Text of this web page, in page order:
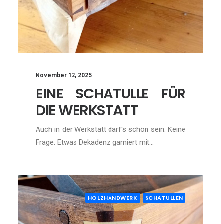
November 12, 2025
EINE SCHATULLE FÜR
DIE WERKSTATT
Auch in der Werkstatt darf's schön sein. Keine
Frage. Etwas Dekadenz garniert mit…
HOLZHANDWERK SCHATULLEN